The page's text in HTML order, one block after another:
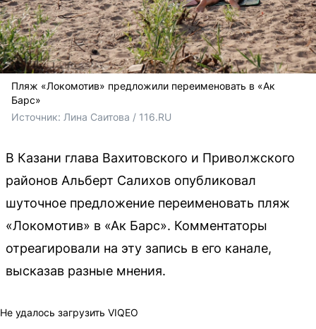
Пляж «Локомотив» предложили переименовать в «Ак
Барс»
Источник: Лина Саитова / 116.RU
В Казани глава Вахитовского и Приволжского
районов Альберт Салихов опубликовал
шуточное предложение переименовать пляж
«Локомотив» в «Ак Барс». Комментаторы
отреагировали на эту запись в его канале,
высказав разные мнения.
Не удалось загрузить VIQEO